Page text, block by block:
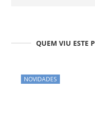
QUEM VIU ESTE
NOVIDADES